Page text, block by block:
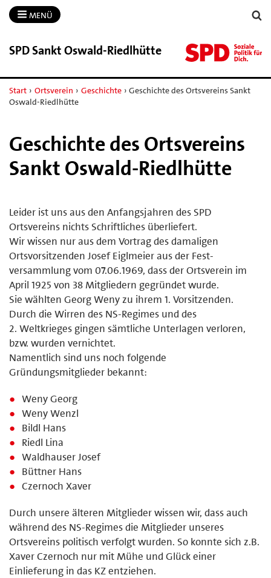
MENÜ
SPD Sankt Oswald-​Riedlhütte
Start › Ortsverein › Geschichte › Geschichte des Ortsvereins Sankt
Oswald-Riedlhütte
Geschichte des Ortsvereins
Sankt Oswald-Riedlhütte
Leider ist uns aus den Anfangsjahren des SPD
Ortsvereins nichts Schriftliches überliefert.
Wir wissen nur aus dem Vortrag des damaligen
Ortsvorsitzenden Josef Eiglmeier aus der Fest-
versammlung vom 07.06.1969, dass der Ortsverein im
April 1925 von 38 Mitgliedern gegründet wurde.
Sie wählten Georg Weny zu ihrem 1. Vorsitzenden.
Durch die Wirren des NS-Regimes und des
2. Weltkrieges gingen sämtliche Unterlagen verloren,
bzw. wurden vernichtet.
Namentlich sind uns noch folgende
Gründungsmitglieder bekannt:
Weny Georg
Weny Wenzl
Bildl Hans
Riedl Lina
Waldhauser Josef
Büttner Hans
Czernoch Xaver
Durch unsere älteren Mitglieder wissen wir, dass auch
während des NS-Regimes die Mitglieder unseres
Ortsvereins politisch verfolgt wurden. So konnte sich z.B.
Xaver Czernoch nur mit Mühe und Glück einer
Einlieferung in das KZ entziehen.